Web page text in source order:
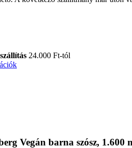
24.000 Ft-tól
Vegán barna szósz, 1.600